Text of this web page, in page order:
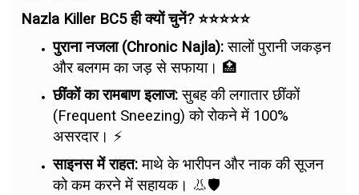
Nazla Killer BC5 ही क्यों चुनें? ⭐⭐⭐⭐⭐
पुराना नजला (Chronic Najla):सालों पुरानी जकड़न
और बलगम का जड़ से सफाया। 🏥
छींकों का रामबाण इलाज:सुबह की लगातार छींकों
(Frequent Sneezing) को रोकने में 100%
असरदार। ⚡
साइनस में राहत:माथे के भारीपन और नाक की सूजन
को कम करने में सहायक। 👃🛡️